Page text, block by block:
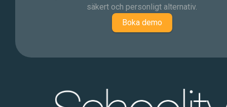
säkert och personligt alternativ.
Boka demo